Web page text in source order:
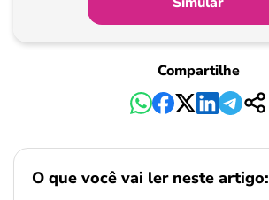
Compartilhe
O que você vai ler neste artigo: